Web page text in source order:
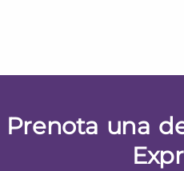
Prenota una